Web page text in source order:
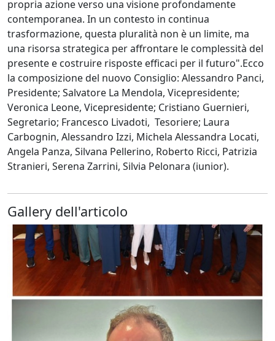
propria azione verso una visione profondamente
contemporanea. In un contesto in continua
trasformazione, questa pluralità non è un limite, ma
una risorsa strategica per affrontare le complessità del
presente e costruire risposte efficaci per il futuro".Ecco
la composizione del nuovo Consiglio: Alessandro Panci,
Presidente; Salvatore La Mendola, Vicepresidente;
Veronica Leone, Vicepresidente; Cristiano Guernieri,
Segretario; Francesco Livadoti, Tesoriere; Laura
Carbognin, Alessandro Izzi, Michela Alessandra Locati,
Angela Panza, Silvana Pellerino, Roberto Ricci, Patrizia
Stranieri, Serena Zarrini, Silvia Pelonara (iunior).
Gallery dell'articolo